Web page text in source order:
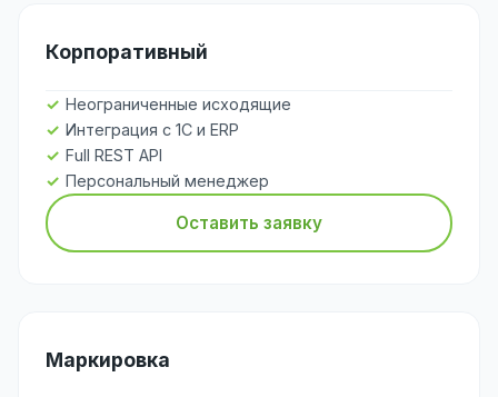
Корпоративный
Неограниченные исходящие
Интеграция с 1С и ERP
Full REST API
Персональный менеджер
Оставить заявку
Маркировка